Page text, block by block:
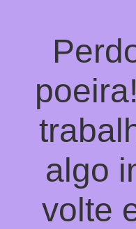
algo
volte